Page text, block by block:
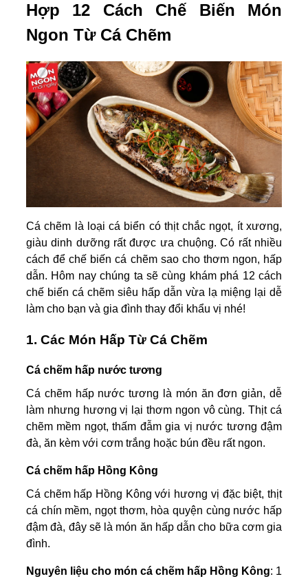
Hợp 12 Cách Chế Biến Món
Ngon Từ Cá Chẽm
Cá chẽm là loại cá biển có thịt chắc ngọt, ít xương,
giàu dinh dưỡng rất được ưa chuộng. Có rất nhiều
cách để chế biến cá chẽm sao cho thơm ngon, hấp
dẫn. Hôm nay chúng ta sẽ cùng khám phá 12 cách
chế biến cá chẽm siêu hấp dẫn vừa lạ miệng lại dễ
làm cho bạn và gia đình thay đổi khẩu vị nhé!
1. Các Món Hấp Từ Cá Chẽm
Cá chẽm hấp nước tương
Cá chẽm hấp nước tương là món ăn đơn giản, dễ
làm nhưng hương vị lại thơm ngon vô cùng. Thịt cá
chẽm mềm ngọt, thấm đẫm gia vị nước tương đậm
đà, ăn kèm với cơm trắng hoặc bún đều rất ngon.
Cá chẽm hấp Hồng Kông
Cá chẽm hấp Hồng Kông với hương vị đặc biệt, thịt
cá chín mềm, ngọt thơm, hòa quyện cùng nước hấp
đậm đà, đây sẽ là món ăn hấp dẫn cho bữa cơm gia
đình.
Nguyên liệu cho món cá chẽm hấp Hồng Kông: 1